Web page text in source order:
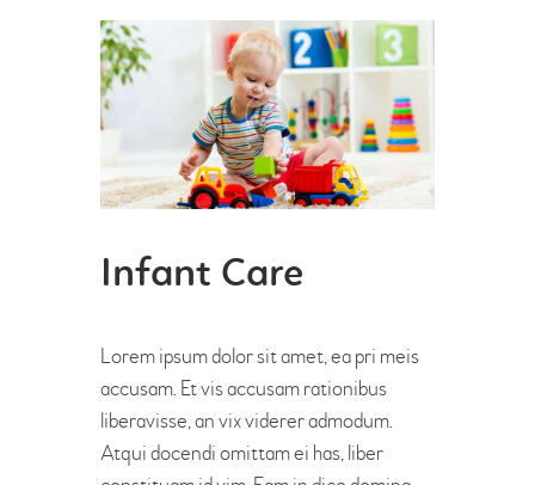
MODULISTICA
APPROFONDIMENTI
Infant Care
Lorem ipsum dolor sit amet, ea pri meis
accusam. Et vis accusam rationibus
liberavisse, an vix viderer admodum.
Atqui docendi omittam ei has, liber